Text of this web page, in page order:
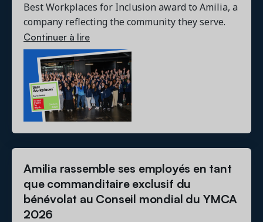
Best Workplaces for Inclusion award to Amilia, a
company reflecting the community they serve.
Continuer à lire
Amilia rassemble ses employés en tant
que commanditaire exclusif du
bénévolat au Conseil mondial du YMCA
2026